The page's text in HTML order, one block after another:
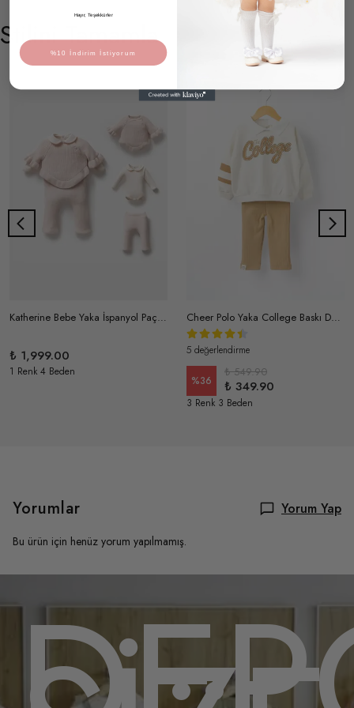
Stilini Tamamla
Katherine Bebe Yaka İspanyol Paça Pamuklu Triko Takım
₺ 1,999.00
1 Renk 4 Beden
Cheer Polo Yaka College Baskı Detaylı Pamuklu Fitilli Taytlı Takım
5 değerlendirme
%36
₺ 549.90
₺ 349.90
3 Renk 3 Beden
Yorumlar Yorum Yap
Bu ürün için henüz yorum yapılmamış.
Hayır, Teşekkürler
%10 İndirim İstiyorum